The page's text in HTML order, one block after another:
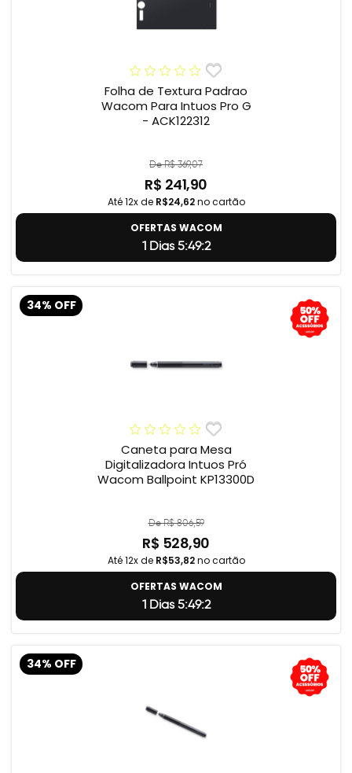
Folha de Textura Padrao
Wacom Para Intuos Pro G
- ACK122312
De R$ 369,07
R$ 241,90
Até 12x de R$24,62no cartão
OFERTAS WACOM
1 Dias 5:49:2
34% OFF
Caneta para Mesa
Digitalizadora Intuos Pró
Wacom Ballpoint KP13300D
De R$ 806,59
R$ 528,90
Até 12x de R$53,82no cartão
OFERTAS WACOM
1 Dias 5:49:2
34% OFF